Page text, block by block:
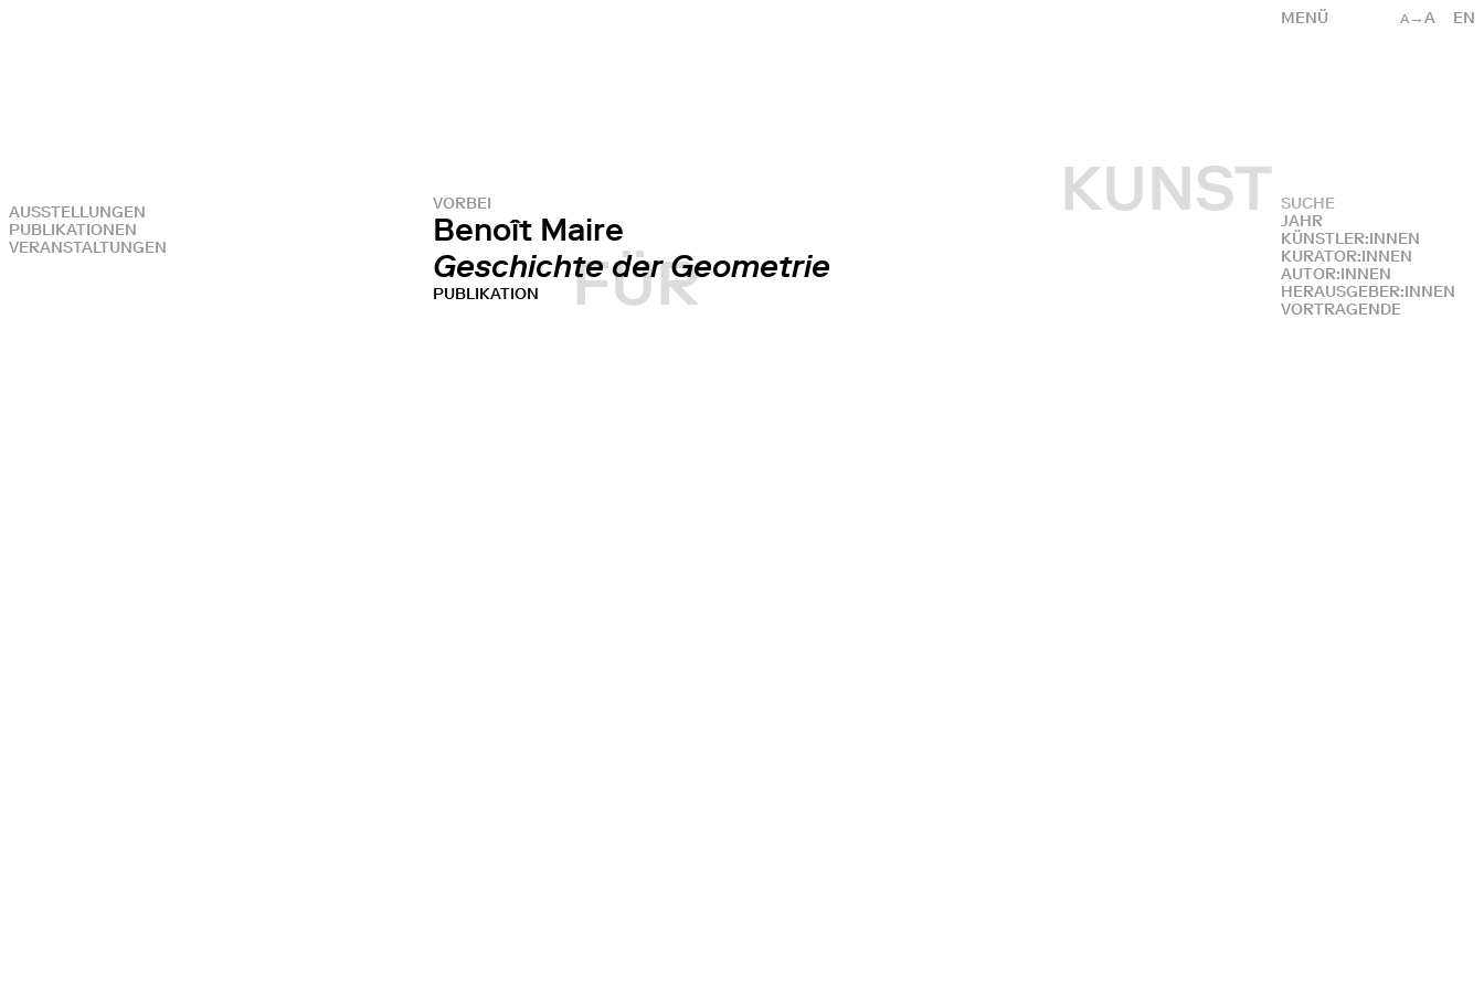
A →A EN
MENÜ
FÜR
KUNST
AUSSTELLUNGEN
PUBLIKATIONEN
VERANSTALTUNGEN
JAHR
KÜNSTLER:INNEN
KURATOR:INNEN
AUTOR:INNEN
HERAUSGEBER:INNEN
VORTRAGENDE
VORBEI
Benoît Maire
Geschichte der Geometrie
PUBLIKATION